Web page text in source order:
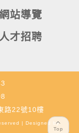
站導覽
人才招聘
路22號10樓
| Designed by
Top